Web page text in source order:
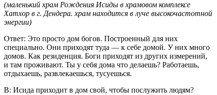
(маленький храм Рождения Исиды в храмовом комплексе
Хатхор в г. Дендера. храм находится в луче высокочастотной
энергии)
Ответ: Это просто дом богов. Построенный для них
специально. Они приходят туда — к себе домой. У них много
домов. Как резиденция. Боги приходят из других измерений,
и там проживают. Ты у себя дома что делаешь? Работаешь,
отдыхаешь, развлекаешься, тусуешься.
В: Исида приходит в дом свой, чтобы послужить людям?